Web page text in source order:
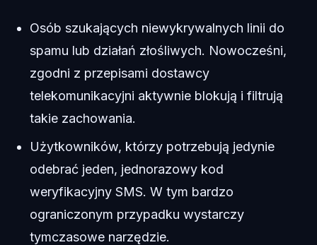
Osób szukających niewykrywalnych linii do
spamu lub działań złośliwych. Nowocześni,
zgodni z przepisami dostawcy
telekomunikacyjni aktywnie blokują i filtrują
takie zachowania.
Użytkowników, którzy potrzebują jedynie
odebrać jeden, jednorazowy kod
weryfikacyjny SMS. W tym bardzo
ograniczonym przypadku wystarczy
tymczasowe narzędzie.